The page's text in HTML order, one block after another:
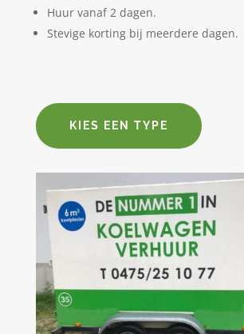
Huur vanaf 2 dagen.
Stevige korting bij meerdere dagen.
KIES EEN TYPE